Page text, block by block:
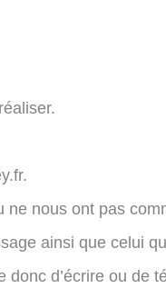
nous ont pas
ainsi que celui
donc d’écrire ou de